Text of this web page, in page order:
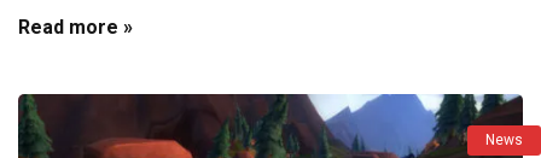
Read more »
News